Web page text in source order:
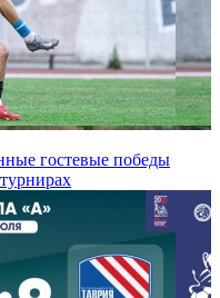
гостевые победы